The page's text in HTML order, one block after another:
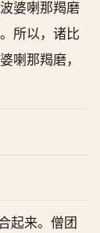
婆喇那羯磨
所以，诸比
喇那羯磨，
起来。僧团